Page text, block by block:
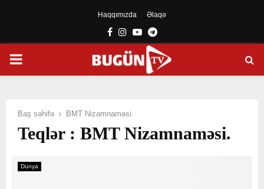
Haqqımızda Əlaqə
Facebook
Instagram
YoutubeTelegram
PRIMARY
Baş səhifə BMT Nizamnaməsi.
Teqlər : BMT Nizamnaməsi.
Dünya